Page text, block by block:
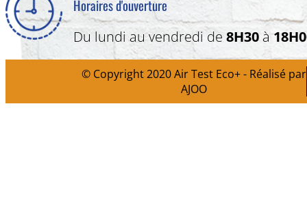
Horaires d'ouverture
Du lundi au vendredi de 8H30à
© Copyright 2020 Air Test Eco+ - Réalisé par
AJOO